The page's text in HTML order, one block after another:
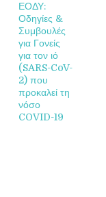
ΕΟΔΥ:
Οδηγίες &
Συμβουλές
για Γονείς
για τον ιό
(SARS-CoV-
2) που
προκαλεί τη
νόσο
COVID-19